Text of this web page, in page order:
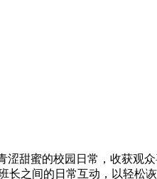
涩甜蜜的校园日常，收获观
之间的日常互动，以轻松